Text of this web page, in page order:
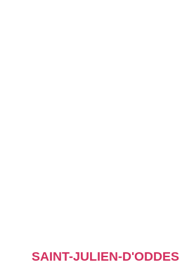
SAINT-JULIEN-D'ODDES